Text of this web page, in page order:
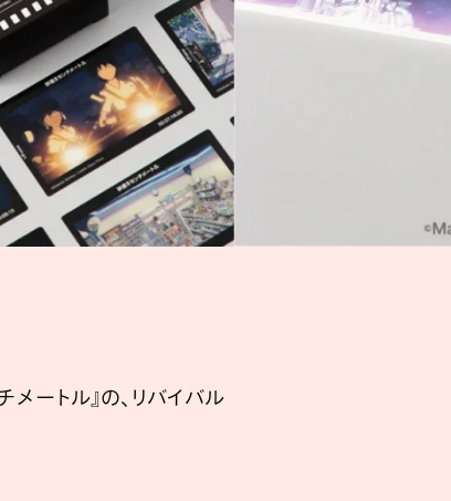
ートル』の、リバイバル